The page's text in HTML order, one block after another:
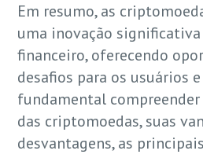
Em resumo, as
uma inovação
financeiro, oferecendo
desafios para os usuários
fundamental
das criptomoedas, suas
desvantagens, as